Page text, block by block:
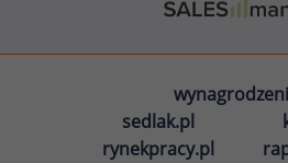
sedlak.pl
rynekpracy.pl